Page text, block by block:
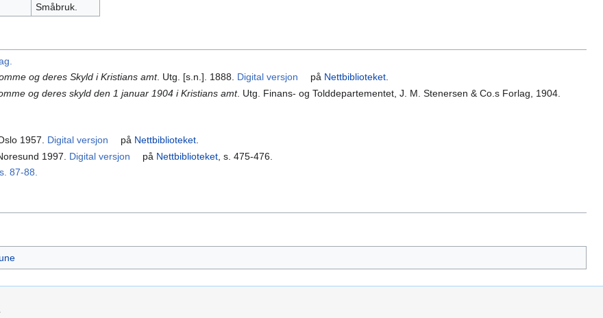
Småbruk.
og deres Skyld i Kristians amt. Utg. [s.n.]. 1888. Digital versjon på Nettbiblioteket.
og deres skyld den 1 januar 1904 i Kristians amt. Utg. Finans- og Tolddepartementet, J. M. Stenersen & Co.s Forlag, 1904.
1957. Digital versjon på Nettbiblioteket.
Noresund 1997. Digital versjon på Nettbiblioteket , s. 475-476.
87-88.